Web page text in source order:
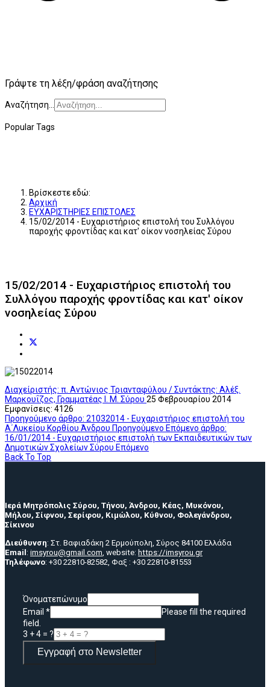
Γράψτε τη λέξη/φράση αναζήτησης
Αναζήτηση...
Popular Tags
Βρίσκεστε εδώ:
Αρχική
ΕΥΧΑΡΙΣΤΗΡΙΕΣ ΕΠΙΣΤΟΛΕΣ
15/02/2014 - Ευχαριστήριος επιστολή του Συλλόγου
παροχής φροντίδας και κατ' οίκον νοσηλείας Σύρου
15/02/2014 - Ευχαριστήριος επιστολή του
Συλλόγου παροχής φροντίδας και κατ' οίκον
νοσηλείας Σύρου
Διαχείριστής: π. Αντώνιος Τριανταφύλου / Συντάκτης: Αλέξ.
Μαρκουΐζος, Γραμματέας Ι. Μ. Σύρου 25 Φεβρουαρίου 2014
Εμφανίσεις: 4126
Προηγούμενο άρθρο: 21032014 - Ευχαριστήριος επιστολή του
Α΄Λυκείου Κορθίου Άνδρου Προηγούμενο Επόμενο άρθρο:
16/01/2014 - Ευχαριστήριος επιστολή των Εκπαιδευτικών των
Δημοτικών Σχολείων Σύρου Επόμενο
Back To Top
Ιερά Μητρόπολις Σύρου, Τήνου, Άνδρου, Κέας, Μυκόνου,
Μήλου, Σίφνου, Σερίφου, Κιμώλου, Κύθνου, Φολεγάνδρου,
Σίκινου
Διεύθυνση: Στ. Βαφιαδάκη 2 Ερμούπολη, Σύρος 84100 Ελλάδα
Email : imsyrou@gmail.com, website: https://imsyrou.gr
Τηλέφωνο: +30 22810-82582, Φαξ : +30 22810-81553
Όνοματεπώνυμο
Email *
Please fill the required
field.
3 + 4 = ?
Εγγραφή στο Newsletter